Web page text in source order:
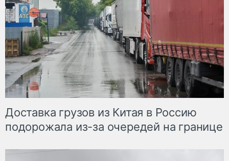
Доставка грузов из Китая в Россию
подорожала из-за очередей на границе